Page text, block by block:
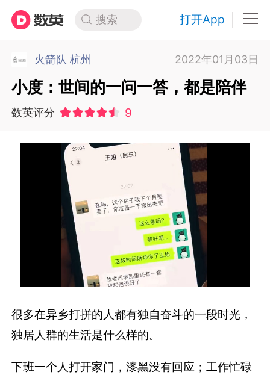
搜索 打开App
火箭队 杭州 2022年01月03日
小度：世间的一问一答，都是陪伴
数英评分 9
很多在异乡打拼的人都有独自奋斗的一段时光，
独居人群的生活是什么样的。
下班一个人打开家门，漆黑没有回应；工作忙碌